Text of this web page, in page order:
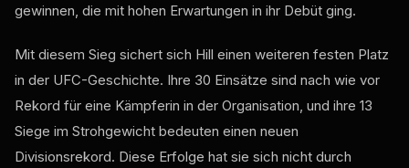
gewinnen, die mit hohen Erwartungen in ihr Debüt ging.
Mit diesem Sieg sichert sich Hill einen weiteren festen Platz
in der UFC-Geschichte. Ihre 30 Einsätze sind nach wie vor
Rekord für eine Kämpferin in der Organisation, und ihre 13
Siege im Strohgewicht bedeuten einen neuen
Divisionsrekord. Diese Erfolge hat sie sich nicht durch